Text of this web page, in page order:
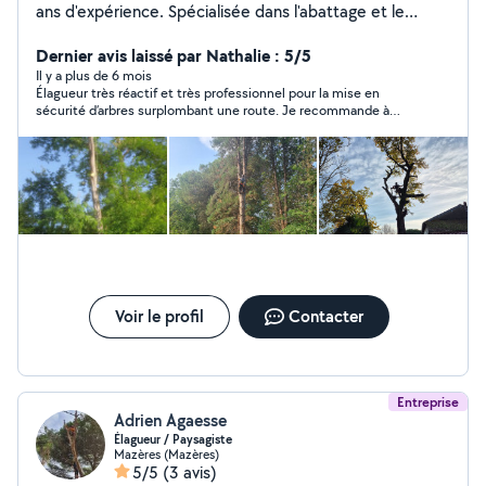
ans d'expérience. Spécialisée dans l'abattage et le
nous déplaçons dans toute l'Ariège et ses environ.
Amoureux de la nature, notre équipe d'élagueur
professionnel vous conseillera et vous guidera sur vos
projet d'élagage ou bien d'abattage, quelle que soit la
hauteur est la nature de l'arbre.
Dernier avis laissé par Nathalie : 5/5
Il y a plus de 6 mois
Élagueur très réactif et très professionnel pour la mise en
sécurité d’arbres surplombant une route. Je recommande à
Voir le profil Contacter
Entreprise
Adrien Agaesse
Élagueur / Paysagiste
Mazères (Mazères)
5/5 (3 avis)